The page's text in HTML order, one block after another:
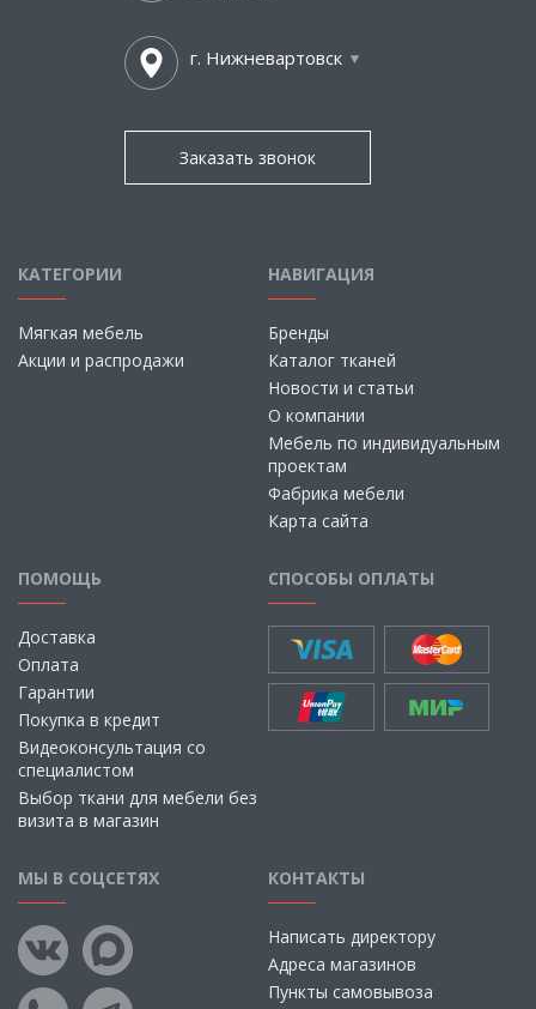
г. Нижневартовск
Заказать звонок
КАТЕГОРИИ
Мягкая мебель
Акции и распродажи
НАВИГАЦИЯ
Бренды
Каталог тканей
Новости и статьи
О компании
Мебель по индивидуальным
проектам
Фабрика мебели
Карта сайта
ПОМОЩЬ
Доставка
Оплата
Гарантии
Покупка в кредит
Видеоконсультация со
специалистом
Выбор ткани для мебели без
визита в магазин
СПОСОБЫ ОПЛАТЫ
МЫ В СОЦСЕТЯХ КОНТАКТЫ
Написать директору
Адреса магазинов
Пункты самовывоза